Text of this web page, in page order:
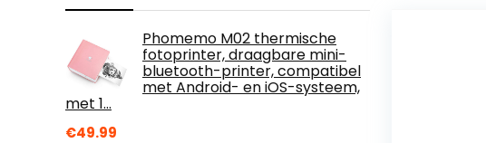
Phomemo M02 thermische
fotoprinter, draagbare mini-
bluetooth-printer, compatibel
met Android- en iOS-systeem,
met 1…
€49.99